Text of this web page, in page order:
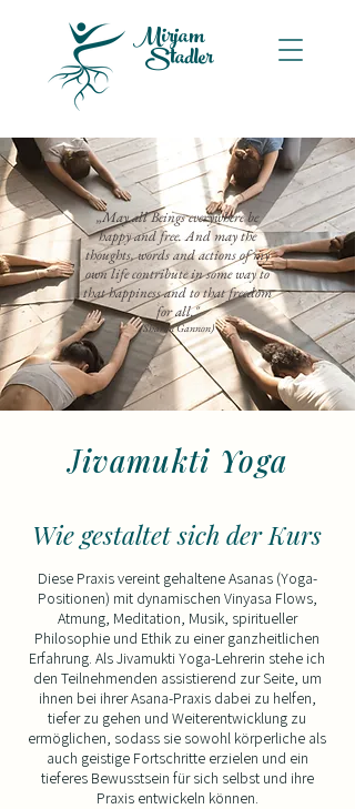
Stadler
Mirjam
„May all Beings everywhere be
happy and free. And may the
thoughts, words and actions of my
own life contribute in some way to
that happiness and to that freedom
for all."
(Sharon Gannon)
Jivamukti Yoga
Wie gestaltet sich der Kurs
Diese Praxis vereint gehaltene Asanas (Yoga-
Positionen) mit dynamischen Vinyasa Flows,
Atmung, Meditation, Musik, spiritueller
Philosophie und Ethik zu einer ganzheitlichen
Erfahrung. Als Jivamukti Yoga-Lehrerin stehe ich
den Teilnehmenden assistierend zur Seite, um
ihnen bei ihrer Asana-Praxis dabei zu helfen,
tiefer zu gehen und Weiterentwicklung zu
ermöglichen, sodass sie sowohl körperliche als
auch geistige Fortschritte erzielen und ein
tieferes Bewusstsein für sich selbst und ihre
Praxis entwickeln können.